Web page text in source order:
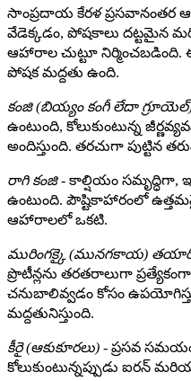
సాంప్రదాయ కేరళ ప్రసవానంతర
వేడెక్కడం, పోషకాలు దట్టమైన
ఆహారాల చుట్టూ
పోషక మద్దతు ఉంది.
కంజి (బియ్యం కంగీ లేదా
ఉంటుంది, కోలుకుంటున్న
అందిస్తుంది. తరచుగా పుట్టిన
రాగి కంజి- కాల్షియం సమృద్ధిగా,
ఉంటుంది. పౌష్టికాహారంలో
ఆహారాలలో ఒకటి.
మురింగక్కై (మునగకాయ)
ప్రొటీన్లను తరతరాలుగా
చనుబాలివ్వడం కోసం
మద్దతునిస్తుంది.
కీరై (ఆకుకూరలు) - ప్రసవ
కోలుకుంటున్నప్పుడు ఐరన్